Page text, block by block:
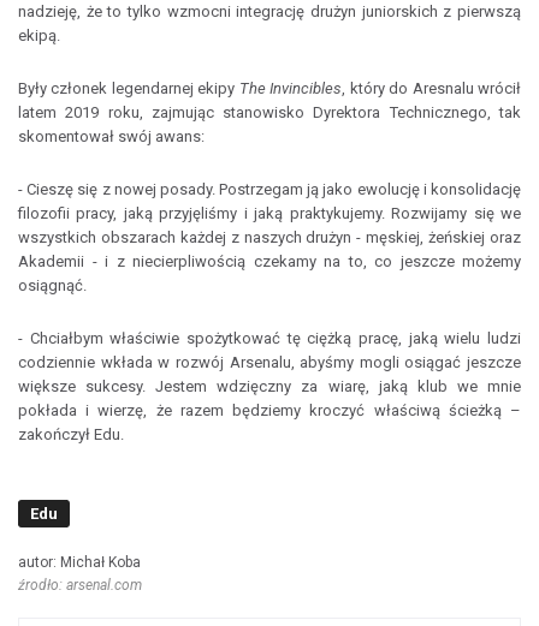
nadzieję, że to tylko wzmocni integrację drużyn juniorskich z pierwszą
ekipą.
Były członek legendarnej ekipy The Invincibles, który do Aresnalu wrócił
latem 2019 roku, zajmując stanowisko Dyrektora Technicznego, tak
skomentował swój awans:
- Cieszę się z nowej posady. Postrzegam ją jako ewolucję i konsolidację
filozofii pracy, jaką przyjęliśmy i jaką praktykujemy. Rozwijamy się we
wszystkich obszarach każdej z naszych drużyn - męskiej, żeńskiej oraz
Akademii - i z niecierpliwością czekamy na to, co jeszcze możemy
osiągnąć.
- Chciałbym właściwie spożytkować tę ciężką pracę, jaką wielu ludzi
codziennie wkłada w rozwój Arsenalu, abyśmy mogli osiągać jeszcze
większe sukcesy. Jestem wdzięczny za wiarę, jaką klub we mnie
pokłada i wierzę, że razem będziemy kroczyć właściwą ścieżką –
zakończył Edu.
Edu
autor: Michał Koba
źrodło: arsenal.com